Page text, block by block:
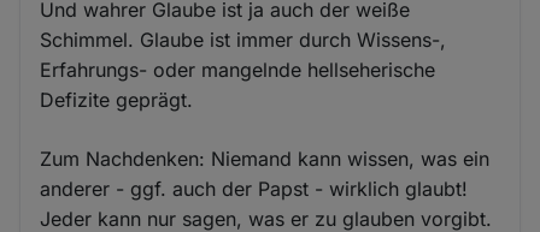
Und wahrer Glaube ist ja auch der weiße
Schimmel. Glaube ist immer durch Wissens-,
Erfahrungs- oder mangelnde hellseherische
Defizite geprägt.
Zum Nachdenken: Niemand kann wissen, was ein
anderer - ggf. auch der Papst - wirklich glaubt!
Jeder kann nur sagen, was er zu glauben vorgibt.